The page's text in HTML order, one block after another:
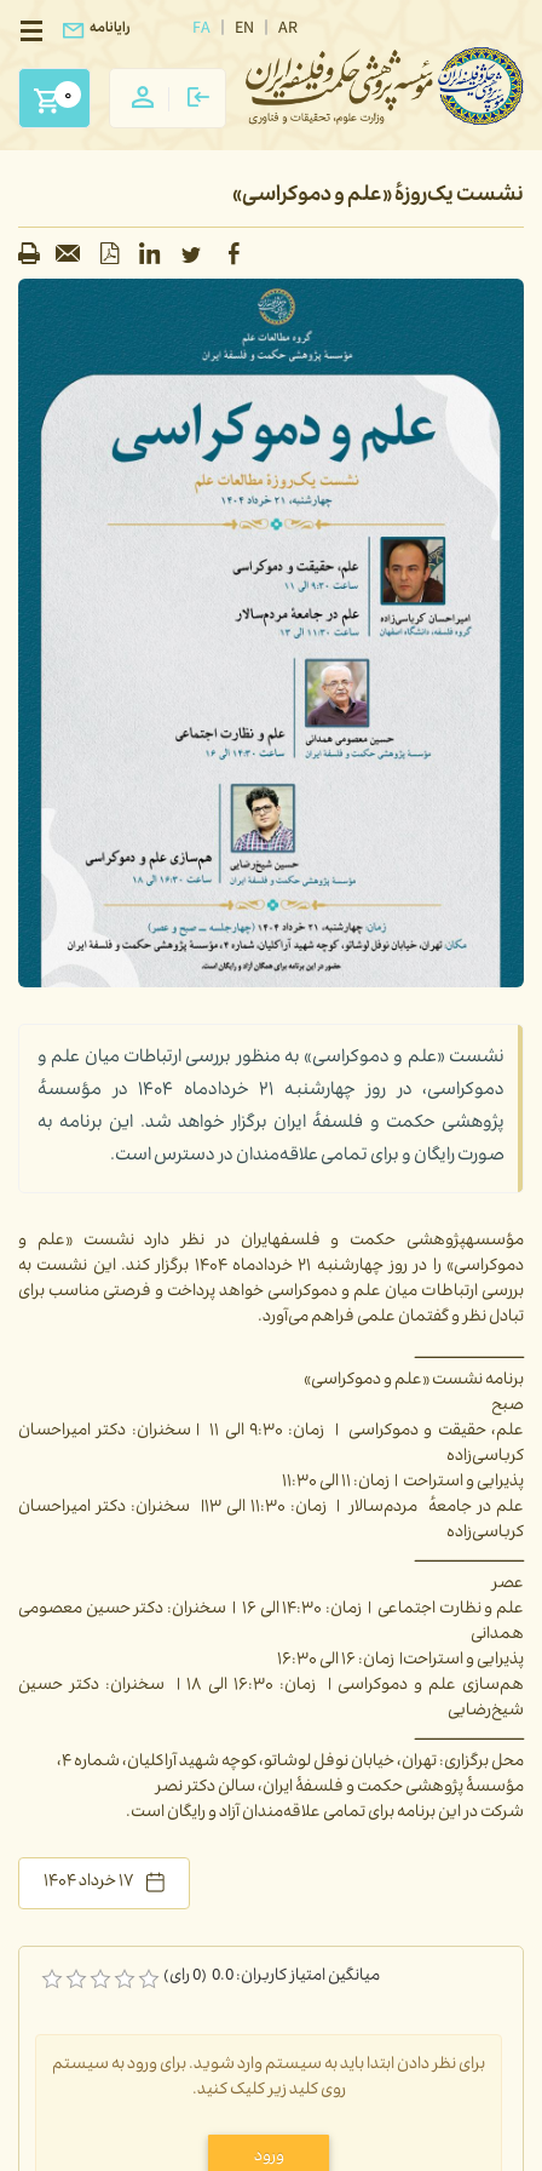
FA EN AR رایانامه
0
نشست یک‌روزهٔ «علم و دموکراسی»
نشست «علم و دموکراسی» به منظور بررسی ارتباطات میان علم و
دموکراسی، در روز چهارشنبه ۲۱ خردادماه ۱۴۰۴ در مؤسسهٔ
پژوهشی حکمت و فلسفهٔ ایران برگزار خواهد شد. این برنامه به
صورت رایگان و برای تمامی علاقه‌مندان در دسترس است.
مؤسسهپژوهشی حکمت و فلسفهایران در نظر دارد نشست «علم و
دموکراسی» را در روز چهارشنبه ۲۱ خردادماه ۱۴۰۴ برگزار کند. این نشست به
بررسی ارتباطات میان علم و دموکراسی خواهد پرداخت و فرصتی مناسب برای
تبادل نظر و گفتمان علمی فراهم می‌آورد.
ـــــــــــــــــــــــــــــــــــــــــــــ
برنامه نشست «علم و دموکراسی»
صبح
علم، حقیقت و دموکراسی | زمان: ۹:۳۰ الی ۱۱ | سخنران: دکتر امیراحسان
کرباسی‌زاده
پذیرایی و استراحت | زمان: ۱۱ الی ۱۱:۳۰
علم در جامعهٔ مردم‌سالار | زمان: ۱۱:۳۰ الی ۱۳| سخنران: دکتر امیراحسان
کرباسی‌زاده
ـــــــــــــــــــــــــــــــــــــــــــــ
عصر
علم و نظارت اجتماعی | زمان: ۱۴:۳۰ الی ۱۶ | سخنران: دکتر حسین معصومی
همدانی
پذیرایی و استراحت| زمان: ۱۶ الی ۱۶:۳۰
هم‌سازی علم و دموکراسی | زمان: ۱۶:۳۰ الی ۱۸ | سخنران: دکتر حسین
شیخ‌رضایی
ـــــــــــــــــــــــــــــــــــــــــــــ
محل برگزاری: تهران، خیابان نوفل لوشاتو، کوچه شهید آراکلیان، شماره ۴،
مؤسسۀ پژوهشی حکمت و فلسفۀ ایران، سالن دکتر نصر
شرکت در این برنامه برای تمامی علاقه‌مندان آزاد و رایگان است.
۱۷ خرداد ۱۴۰۴
میانگین امتیاز کاربران: 0.0 (0 رای)
برای نظر دادن ابتدا باید به سیستم وارد شوید. برای ورود به سیستم
روی کلید زیر کلیک کنید.
ورود